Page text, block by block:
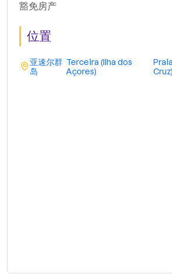
豁免房产
位置
亚速尔群
岛
Terceira (Ilha dos
Açores)
Cruz)